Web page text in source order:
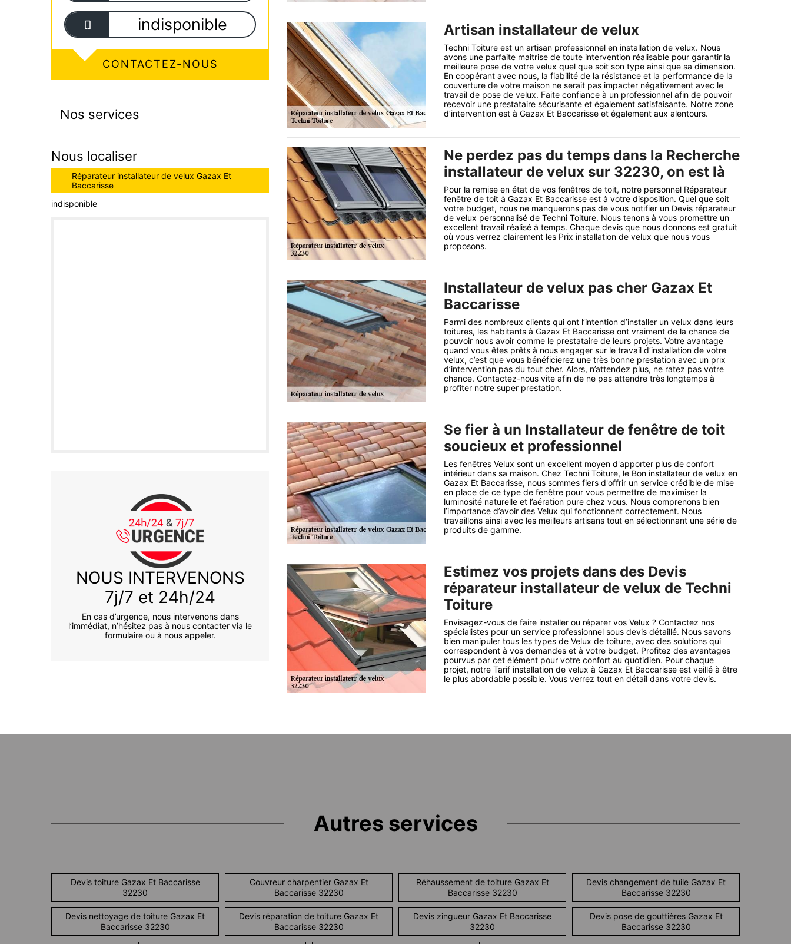
indisponible
CONTACTEZ-NOUS
Nos services
Nous localiser
Réparateur installateur de velux Gazax Et
Baccarisse
indisponible
NOUS INTERVENONS
7j/7 et 24h/24
En cas d’urgence, nous intervenons dans
l’immédiat, n’hésitez pas à nous contacter via le
formulaire ou à nous appeler.
Artisan installateur de velux
Techni Toiture est un artisan professionnel en installation de velux. Nous
avons une parfaite maitrise de toute intervention réalisable pour garantir la
meilleure pose de votre velux quel que soit son type ainsi que sa dimension.
En coopérant avec nous, la fiabilité de la résistance et la performance de la
couverture de votre maison ne serait pas impacter négativement avec le
travail de pose de velux. Faite confiance à un professionnel afin de pouvoir
recevoir une prestataire sécurisante et également satisfaisante. Notre zone
d’intervention est à Gazax Et Baccarisse et également aux alentours.
Ne perdez pas du temps dans la Recherche
installateur de velux sur 32230, on est là
Pour la remise en état de vos fenêtres de toit, notre personnel Réparateur
fenêtre de toit à Gazax Et Baccarisse est à votre disposition. Quel que soit
votre budget, nous ne manquerons pas de vous notifier un Devis réparateur
de velux personnalisé de Techni Toiture. Nous tenons à vous promettre un
excellent travail réalisé à temps. Chaque devis que nous donnons est gratuit
où vous verrez clairement les Prix installation de velux que nous vous
proposons.
Installateur de velux pas cher Gazax Et
Baccarisse
Parmi des nombreux clients qui ont l’intention d’installer un velux dans leurs
toitures, les habitants à Gazax Et Baccarisse ont vraiment de la chance de
pouvoir nous avoir comme le prestataire de leurs projets. Votre avantage
quand vous êtes prêts à nous engager sur le travail d’installation de votre
velux, c’est que vous bénéficierez une très bonne prestation avec un prix
d’intervention pas du tout cher. Alors, n’attendez plus, ne ratez pas votre
chance. Contactez-nous vite afin de ne pas attendre très longtemps à
profiter notre super prestation.
Se fier à un Installateur de fenêtre de toit
soucieux et professionnel
Les fenêtres Velux sont un excellent moyen d'apporter plus de confort
intérieur dans sa maison. Chez Techni Toiture, le Bon installateur de velux en
Gazax Et Baccarisse, nous sommes fiers d'offrir un service crédible de mise
en place de ce type de fenêtre pour vous permettre de maximiser la
luminosité naturelle et l’aération pure chez vous. Nous comprenons bien
l’importance d’avoir des Velux qui fonctionnent correctement. Nous
travaillons ainsi avec les meilleurs artisans tout en sélectionnant une série de
produits de gamme.
Estimez vos projets dans des Devis
réparateur installateur de velux de Techni
Toiture
Envisagez-vous de faire installer ou réparer vos Velux ? Contactez nos
spécialistes pour un service professionnel sous devis détaillé. Nous savons
bien manipuler tous les types de Velux de toiture, avec des solutions qui
correspondent à vos demandes et à votre budget. Profitez des avantages
pourvus par cet élément pour votre confort au quotidien. Pour chaque
projet, notre Tarif installation de velux à Gazax Et Baccarisse est veillé à être
le plus abordable possible. Vous verrez tout en détail dans votre devis.
Autres services
Devis toiture Gazax Et Baccarisse
32230
Couvreur charpentier Gazax Et
Baccarisse 32230
Réhaussement de toiture Gazax Et
Baccarisse 32230
Devis changement de tuile Gazax Et
Baccarisse 32230
Devis nettoyage de toiture Gazax Et
Baccarisse 32230
Devis réparation de toiture Gazax Et
Baccarisse 32230
Devis zingueur Gazax Et Baccarisse
32230
Devis pose de gouttières Gazax Et
Baccarisse 32230